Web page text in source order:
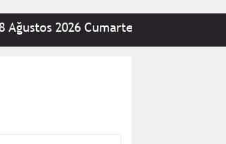
2026 Cumartesi)